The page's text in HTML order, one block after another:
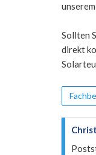
Sollten
direkt